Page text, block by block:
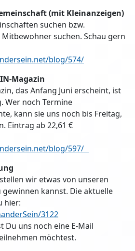
(mit Kleinanzeigen)
suchen bzw.
suchen. Schau gern
blog/574/
Magazin
das Anfang Juni erscheint, ist
Wer noch Termine
kann sie uns noch bis Freitag,
Eintrag ab 22,61 €
blog/597/
wir etwas von unseren
gewinnen kannst. Die aktuelle
hier:
3122
Du uns noch eine E-Mail
möchtest.